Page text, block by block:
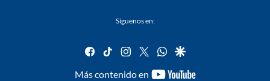
Síguenos en:
facebook
tiktok instagram
twitterwhatsapp
google
Más contenido en
youtube-